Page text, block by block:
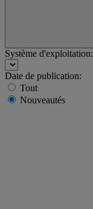
Système d'exploitation:
Date de publication:
Tout
Nouveautés